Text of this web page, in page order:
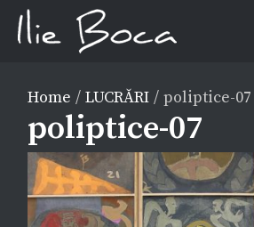
Home / LUCRĂRI / poliptice-07
poliptice-07